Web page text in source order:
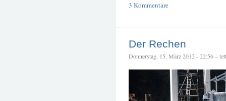
3 Kommentare
Der Rechen
Donnerstag, 15. März 2012 - 22:56 –